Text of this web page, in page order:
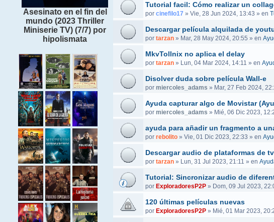
Asesinato en el fin del
mundo (2023 Thriller
Miniserie TV) (7/7) por
hipolismata
Tutorial facil: Cómo realizar un
por cinefilo17 » Vie, 28 Jun 2024, 13:43 » en
Descargar película alquilada de
por tarzan» Mar, 28 May 2024, 20:55 » en
MkvTollnix no aplica el delay
por tarzan» Lun, 04 Mar 2024, 14:11 » en
Disolver duda sobre película Wall-e
por miercoles_adams » Mar, 27 Feb 2024,
Ayuda capturar algo de Movistar
por miercoles_adams » Mié, 06 Dic 2023,
ayuda para añadir un fragmento a
por rebolito» Vie, 01 Dic 2023, 22:33 » en
Descargar audio de plataformas de
por tarzan» Lun, 31 Jul 2023, 21:11 » en
Tutorial: Sincronizar audio de
por ExploradoresP2P» Dom, 09 Jul 2023,
120 últimas películas nuevas
por ExploradoresP2P» Mié, 01 Mar 2023,